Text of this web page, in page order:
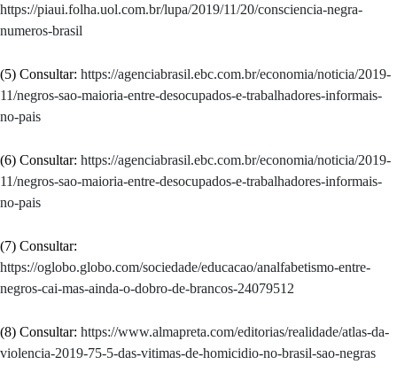
https://piaui.folha.uol.com.br/lupa/2019/11/20/consciencia-negra-
numeros-brasil
(5) Consultar: https://agenciabrasil.ebc.com.br/economia/noticia/2019-
11/negros-sao-maioria-entre-desocupados-e-trabalhadores-informais-
no-pais
(6) Consultar: https://agenciabrasil.ebc.com.br/economia/noticia/2019-
11/negros-sao-maioria-entre-desocupados-e-trabalhadores-informais-
no-pais
(7) Consultar:
https://oglobo.globo.com/sociedade/educacao/analfabetismo-entre-
negros-cai-mas-ainda-o-dobro-de-brancos-24079512
(8) Consultar: https://www.almapreta.com/editorias/realidade/atlas-da-
violencia-2019-75-5-das-vitimas-de-homicidio-no-brasil-sao-negras